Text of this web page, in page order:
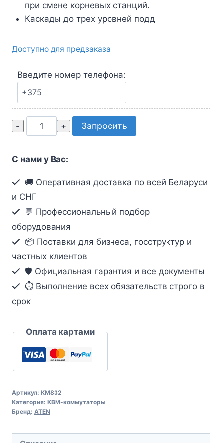
при смене корневых станций.
Каскады до трех уровней подд
Доступно для предзаказа
Введите номер телефона:
Количество
товара
консольный
портовый
матричный
КВМ-
коммутатор
по
кабелю
Cat
5
Запросить
С нами у Вас:
🚚 Оперативная доставка по всей Беларуси
и СНГ
💬 Профессиональный подбор
оборудования
📦 Поставки для бизнеса, госструктур и
частных клиентов
🛡️ Официальная гарантия и все документы
⏱ Выполнение всех обязательств строго в
срок
Оплата картами
Артикул: KM832
Категория: КВМ-коммутаторы
Бренд: ATEN